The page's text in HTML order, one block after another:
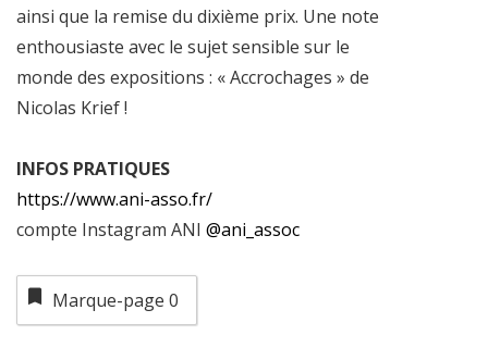
ainsi que la remise du dixième prix. Une note
enthousiaste avec le sujet sensible sur le
monde des expositions : « Accrochages » de
Nicolas Krief !
INFOS PRATIQUES
https://www.ani-asso.fr/
compte Instagram ANI @ani_assoc
Marque-page 0